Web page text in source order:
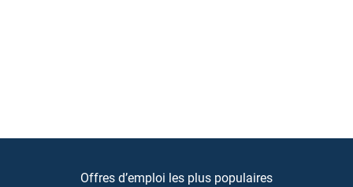
Offres d’emploi les plus populaires